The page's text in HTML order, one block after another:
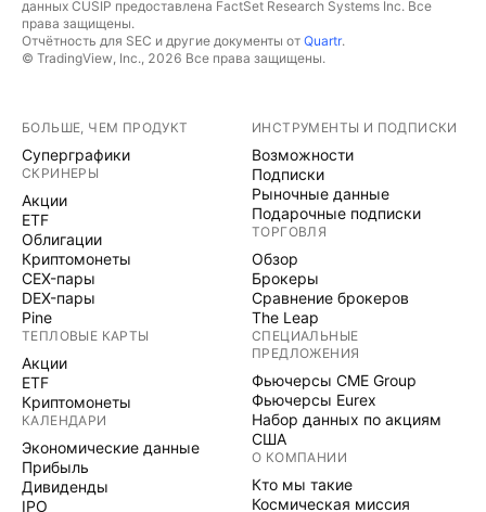
данных CUSIP предоставлена FactSet Research Systems Inc. Все
права защищены.
Отчётность для SEC и другие документы от Quartr.
© TradingView, Inc., 2026 Все права защищены.
БОЛЬШЕ, ЧЕМ ПРОДУКТ
Суперграфики
СКРИНЕРЫ
Акции
ETF
Облигации
Криптомонеты
CEX-пары
DEX-пары
Pine
ТЕПЛОВЫЕ КАРТЫ
Акции
ETF
Криптомонеты
КАЛЕНДАРИ
Экономические данные
Прибыль
Дивиденды
IPO
ИНСТРУМЕНТЫ И ПОДПИСКИ
Возможности
Подписки
Рыночные данные
Подарочные подписки
ТОРГОВЛЯ
Обзор
Брокеры
Сравнение брокеров
The Leap
СПЕЦИАЛЬНЫЕ
ПРЕДЛОЖЕНИЯ
Фьючерсы CME Group
Фьючерсы Eurex
Набор данных по акциям
США
О КОМПАНИИ
Кто мы такие
Космическая миссия